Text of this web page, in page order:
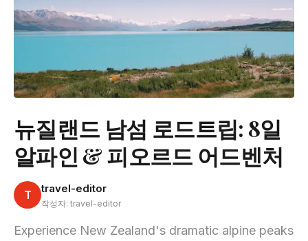
뉴질랜드 남섬 로드트립: 8일
알파인 & 피오르드 어드벤처
T travel-editor
작성자: travel-editor
Experience New Zealand's dramatic alpine peaks